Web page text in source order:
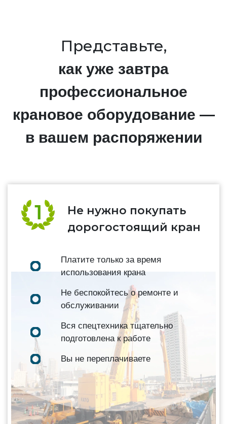
Представьте,
как уже завтра
профессиональное
крановое оборудование —
в вашем распоряжении
Не нужно покупать
дорогостоящий кран
Платите только за время
использования крана
Не беспокойтесь о ремонте и
обслуживании
Вся спецтехника тщательно
подготовлена к работе
Вы не переплачиваете